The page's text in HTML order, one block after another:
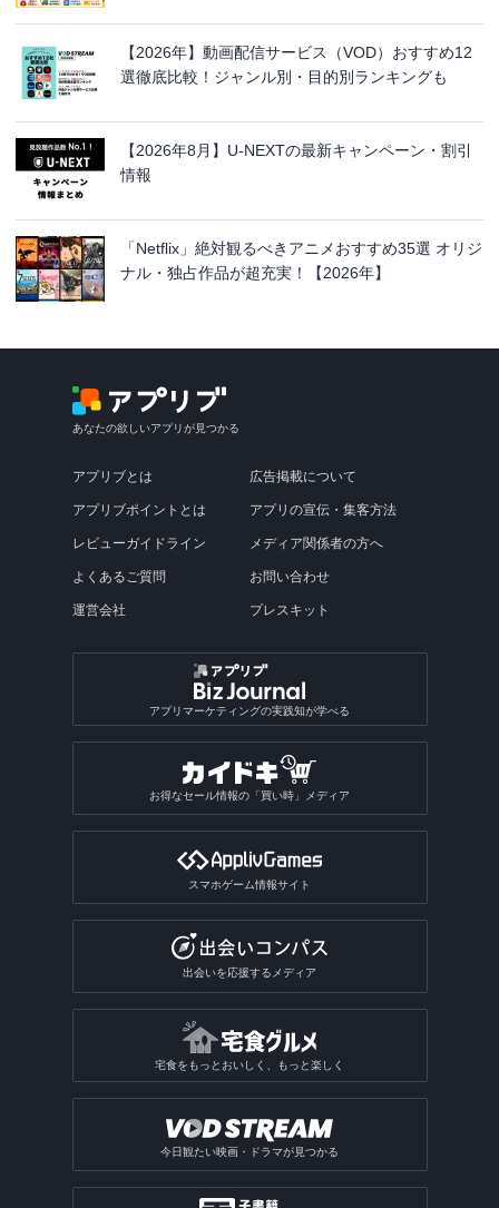
【2026年】動画配信サービス（VOD）おすすめ12
選徹底比較！ジャンル別・目的別ランキングも
【2026年8月】U-NEXTの最新キャンペーン・割引
情報
「Netflix」絶対観るべきアニメおすすめ35選 オリジ
ナル・独占作品が超充実！【2026年】
あなたの欲しいアプリが見つかる
アプリブとは
アプリブポイントとは
レビューガイドライン
よくあるご質問
運営会社
広告掲載について
アプリの宣伝・集客方法
メディア関係者の方へ
お問い合わせ
プレスキット
アプリマーケティングの実践知が学べる
お得なセール情報の「買い時」メディア
スマホゲーム情報サイト
出会いを応援するメディア
宅食をもっとおいしく、もっと楽しく
今日観たい映画・ドラマが見つかる